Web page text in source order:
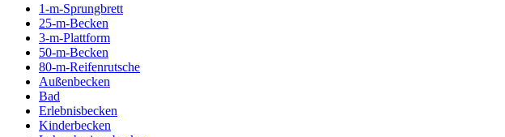
1-m-Sprungbrett
25-m-Becken
3-m-Plattform
50-m-Becken
80-m-Reifenrutsche
Außenbecken
Bad
Erlebnisbecken
Kinderbecken